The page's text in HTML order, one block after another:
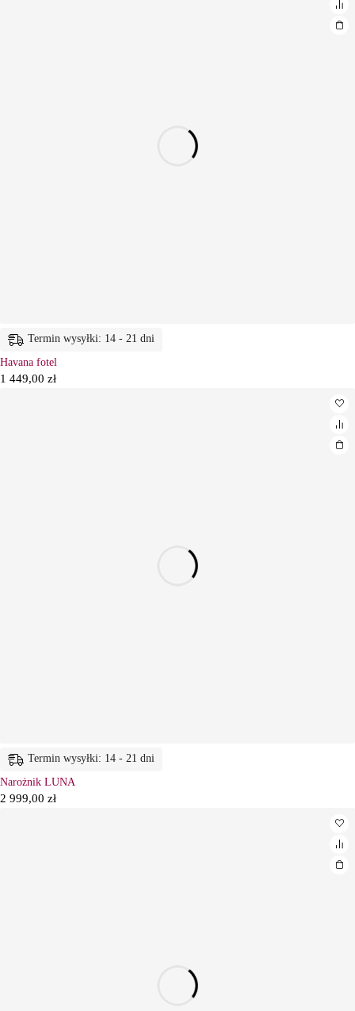
Termin wysyłki: 14 - 21 dni
Havana fotel
1 449,00 zł
Termin wysyłki: 14 - 21 dni
Narożnik LUNA
2 999,00 zł